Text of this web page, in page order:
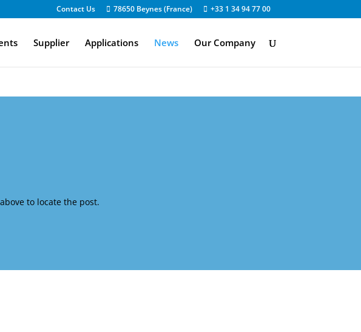
Contact Us 78650 Beynes (France) +33 1 34 94 77 00
Supplier Applications News Our Company
to locate the post.